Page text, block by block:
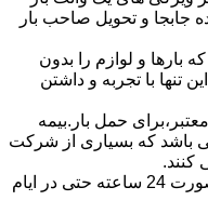
جابجا و تحویل صاحب بار
بارها و لوازم را بدون
تنها با تجربه و داشتن
حمل بار.بیمه
باشد که بسیاری از شرکت
کنند.
امکان فعالیت و انجام خدمات بصورت 24 ساعته حتی در ایام